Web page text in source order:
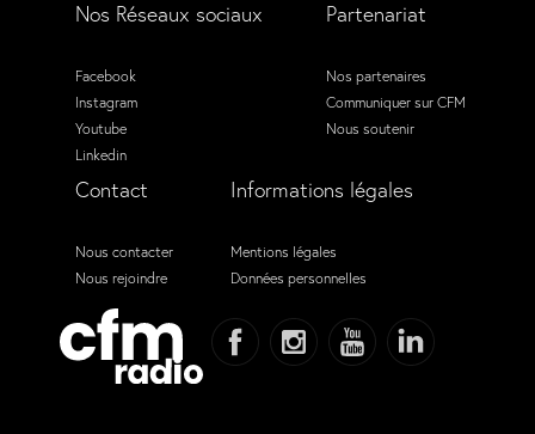
Nos Réseaux sociaux
Facebook
Instagram
Youtube
Linkedin
Partenariat
Nos partenaires
Communiquer sur CFM
Nous soutenir
Contact
Nous contacter
Nous rejoindre
Informations légales
Mentions légales
Données personnelles